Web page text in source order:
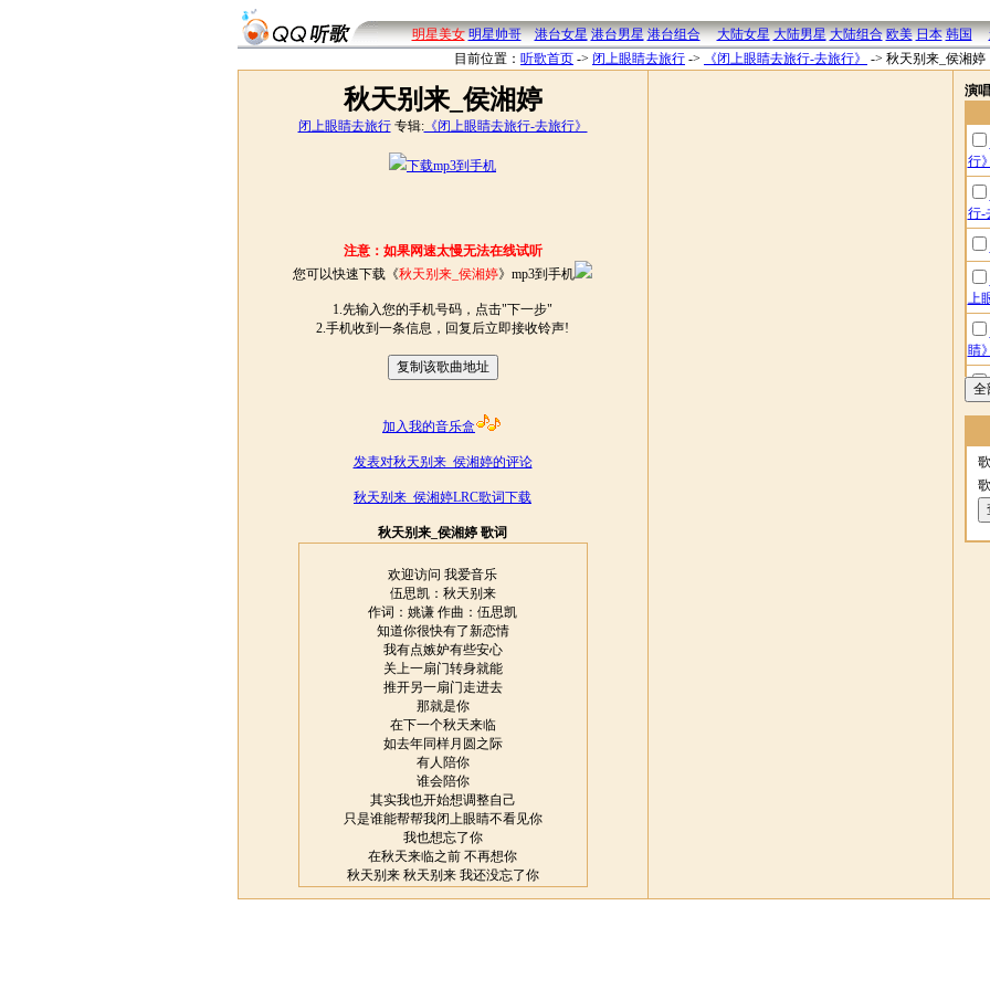
明星美女 明星帅哥 港台女星 港台男星 港台组合 大陆女星 大陆男星 大陆组合 欧美 日本 韩国
目前位置： 听歌首页 -> 闭上眼睛去旅行 -> 《闭上眼睛去旅行-去旅行》 -> 秋天别来_侯湘婷
秋天别来_侯湘婷
闭上眼睛去旅行专辑:《闭上眼睛去旅行-去旅行》
下载mp3到手机
注意：如果网速太慢无法在线试听
您可以快速下载《秋天别来_侯湘婷》mp3到手机
1.先输入您的手机号码，点击"下一步"
2.手机收到一条信息，回复后立即接收铃声!
加入我的音乐盒
发表对秋天别来_侯湘婷的评论
秋天别来_侯湘婷LRC歌词下载
秋天别来_侯湘婷 歌词
欢迎访问 我爱音乐
伍思凯：秋天别来
作词：姚谦 作曲：伍思凯
知道你很快有了新恋情
我有点嫉妒有些安心
关上一扇门转身就能
推开另一扇门走进去
那就是你
在下一个秋天来临
如去年同样月圆之际
有人陪你
谁会陪你
其实我也开始想调整自己
只是谁能帮帮我闭上眼睛不看见你
我也想忘了你
在秋天来临之前 不再想你
秋天别来 秋天别来 我还没忘了你
演
行》
行-
上
睛》
旅
上
睛